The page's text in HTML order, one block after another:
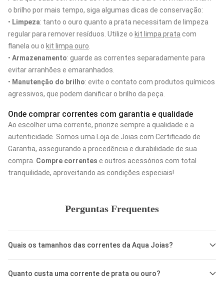
o brilho por mais tempo, siga algumas dicas de conservação:
• Limpeza: tanto o ouro quanto a prata necessitam de limpeza
regular para remover resíduos. Utilize o kit limpa prata com
flanela ou o kit limpa ouro
• Armazenamento: guarde as correntes separadamente para
evitar arranhões e emaranhados.
• Manutenção do brilho: evite o contato com produtos químicos
agressivos, que podem danificar o brilho da peça.
Onde comprar correntes com garantia e qualidade
Ao escolher uma corrente, priorize sempre a qualidade e a
autenticidade. Somos uma
Loja de Joias com Certificado de
Garantia, assegurando a procedência e durabilidade de sua
compra. Compre correntes e outros acessórios com total
tranquilidade, aproveitando as condições especiais!
Perguntas Frequentes
Quais os tamanhos das correntes da Aqua Joias?
espessuras, para que você encontre a peça perfeita para o seu
Quanto custa uma corrente de prata ou ouro?